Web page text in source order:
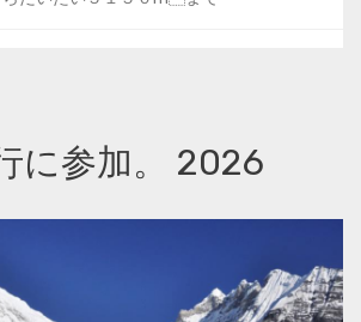
に参加。 2026